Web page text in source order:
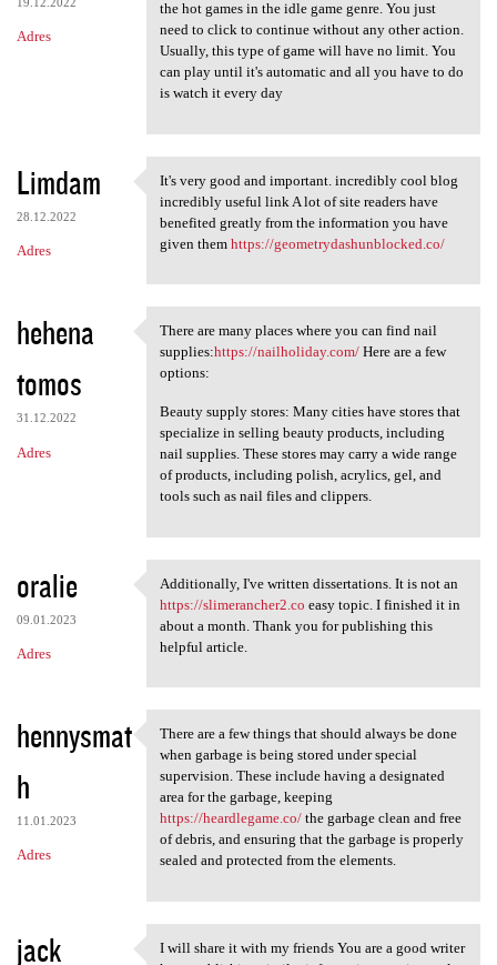
Adres
the hot games in the idle game genre. You just
need to click to continue without any other action.
Usually, this type of game will have no limit. You
can play until it's automatic and all you have to do
is watch it every day
Limdam
28.12.2022
Adres
It's very good and important.
It's very good and important. incredibly cool blog
incredibly useful link A lot of site readers have
benefited greatly from the information you have
given them https://geometrydashunblocked.co/
hehena
tomos
31.12.2022
Adres
There are many places where
There are many places where you can find nail
supplies:https://nailholiday.com/Here are a few
options:
Beauty supply stores: Many cities have stores that
specialize in selling beauty products, including
nail supplies. These stores may carry a wide range
of products, including polish, acrylics, gel, and
tools such as nail files and clippers.
oralie
09.01.2023
Adres
Additionally, I've written
Additionally, I've written dissertations. It is not an
https://slimerancher2.co easy topic. I finished it in
about a month. Thank you for publishing this
helpful article.
hennysmat
h
11.01.2023
Adres
There are a few things that
There are a few things that should always be done
when garbage is being stored under special
supervision. These include having a designated
area for the garbage, keeping
https://heardlegame.co/the garbage clean and free
of debris, and ensuring that the garbage is properly
sealed and protected from the elements.
jack
I will share it with my friends You are a good writer